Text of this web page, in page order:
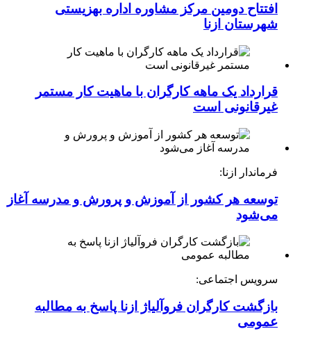
افتتاح دومین مرکز مشاوره اداره بهزیستی
شهرستان ازنا
قرارداد یک ماهه کارگران با ماهیت کار مستمر
غیرقانونی است
فرماندار ازنا:
توسعه هر کشور از آموزش و پرورش و مدرسه آغاز
می‌شود
سرویس اجتماعی:
بازگشت کارگران فروآلیاژ ازنا پاسخ به مطالبه
عمومی